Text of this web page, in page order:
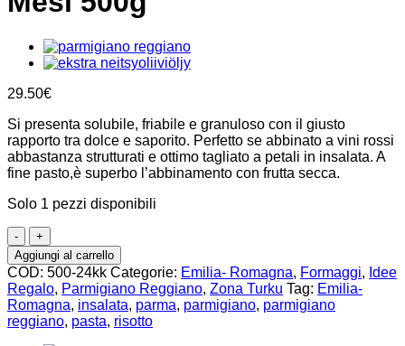
29.50€
Si presenta solubile, friabile e granuloso con il giusto
rapporto tra dolce e saporito. Perfetto se abbinato a vini rossi
abbastanza strutturati e ottimo tagliato a petali in insalata. A
fine pasto,è superbo l’abbinamento con frutta secca.
Solo 1 pezzi disponibili
Parmigiano
Reggiano
24
Mesi
500g
quantità
Aggiungi al carrello
COD: 500-24kk Categorie: Emilia- Romagna, Formaggi, Idee
Regalo, Parmigiano Reggiano, Zona Turku Tag: Emilia-
Romagna, insalata, parma, parmigiano, parmigiano
reggiano, pasta, risotto